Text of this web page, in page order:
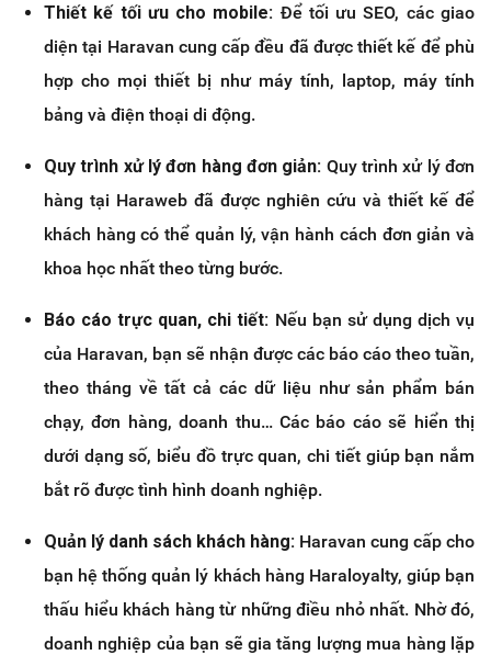
Thiết kế tối ưu cho mobile: Để tối ưu SEO, các giao
diện tại Haravan cung cấp đều đã được thiết kế để phù
hợp cho mọi thiết bị như máy tính, laptop, máy tính
bảng và điện thoại di động.
Quy trình xử lý đơn hàng đơn giản: Quy trình xử lý đơn
hàng tại Haraweb đã được nghiên cứu và thiết kế để
khách hàng có thể quản lý, vận hành cách đơn giản và
khoa học nhất theo từng bước.
Báo cáo trực quan, chi tiết: Nếu bạn sử dụng dịch vụ
của Haravan, bạn sẽ nhận được các báo cáo theo tuần,
theo tháng về tất cả các dữ liệu như sản phẩm bán
chạy, đơn hàng, doanh thu… Các báo cáo sẽ hiển thị
dưới dạng số, biểu đồ trực quan, chi tiết giúp bạn nắm
bắt rõ được tình hình doanh nghiệp.
Quản lý danh sách khách hàng: Haravan cung cấp cho
bạn hệ thống quản lý khách hàng Haraloyalty, giúp bạn
thấu hiểu khách hàng từ những điều nhỏ nhất. Nhờ đó,
doanh nghiệp của bạn sẽ gia tăng lượng mua hàng lặp